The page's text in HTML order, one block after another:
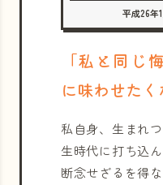
平成26年
「私と同じ
に味わせたく
私自身、生まれ
生時代に打ち込
断念せざるを得